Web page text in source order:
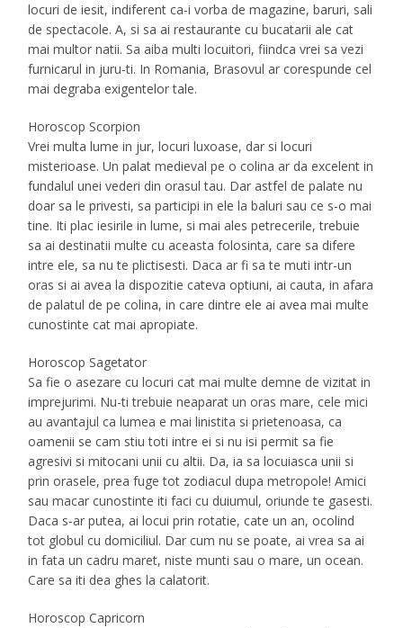
locuri de iesit, indiferent ca-i vorba de magazine, baruri, sali
de spectacole. A, si sa ai restaurante cu bucatarii ale cat
mai multor natii. Sa aiba multi locuitori, fiindca vrei sa vezi
furnicarul in juru-ti. In Romania, Brasovul ar corespunde cel
mai degraba exigentelor tale.
Horoscop Scorpion
Vrei multa lume in jur, locuri luxoase, dar si locuri
misterioase. Un palat medieval pe o colina ar da excelent in
fundalul unei vederi din orasul tau. Dar astfel de palate nu
doar sa le privesti, sa participi in ele la baluri sau ce s-o mai
tine. Iti plac iesirile in lume, si mai ales petrecerile, trebuie
sa ai destinatii multe cu aceasta folosinta, care sa difere
intre ele, sa nu te plictisesti. Daca ar fi sa te muti intr-un
oras si ai avea la dispozitie cateva optiuni, ai cauta, in afara
de palatul de pe colina, in care dintre ele ai avea mai multe
cunostinte cat mai apropiate.
Horoscop Sagetator
Sa fie o asezare cu locuri cat mai multe demne de vizitat in
imprejurimi. Nu-ti trebuie neaparat un oras mare, cele mici
au avantajul ca lumea e mai linistita si prietenoasa, ca
oamenii se cam stiu toti intre ei si nu isi permit sa fie
agresivi si mitocani unii cu altii. Da, ia sa locuiasca unii si
prin orasele, prea fuge tot zodiacul dupa metropole! Amici
sau macar cunostinte iti faci cu duiumul, oriunde te gasesti.
Daca s-ar putea, ai locui prin rotatie, cate un an, ocolind
tot globul cu domiciliul. Dar cum nu se poate, ai vrea sa ai
in fata un cadru maret, niste munti sau o mare, un ocean.
Care sa iti dea ghes la calatorit.
Horoscop Capricorn